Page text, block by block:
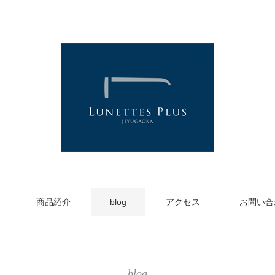
商品紹介 blog アクセス お問い